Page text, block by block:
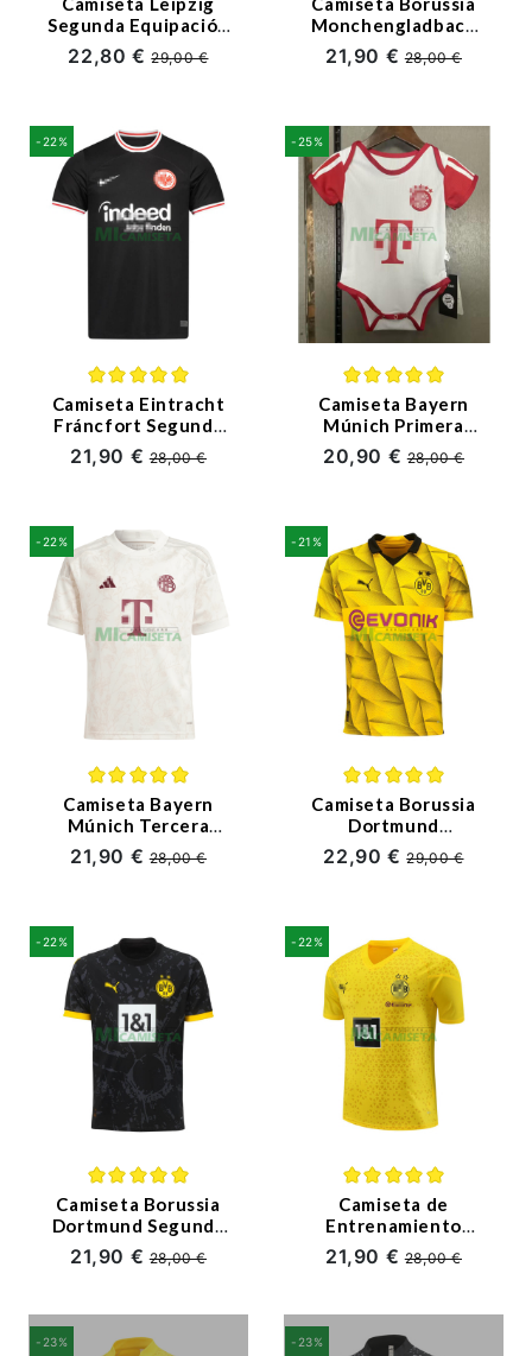
Segunda Equipación
2023/2024 Niño Kit
22,80 €29,00 €
Monchengladbach
Primera Equipación
2023/2024
21,90 €28,00 €
-22%
Camiseta Eintracht
Fráncfort Segunda
Equipación
2023/2024
21,90 €28,00 €
-25%
Camiseta Bayern
Múnich Primera
Equipación
2023/2024 Baby
20,90 €28,00 €
-22%
Camiseta Bayern
Múnich Tercera
Equipación
2023/2024
21,90 €28,00 €
-21%
Camiseta Borussia
Dortmund
2023/2024 Amarillo
Especial Edición
22,90 €29,00 €
-22%
Camiseta Borussia
Dortmund Segunda
Equipación
2023/2024
21,90 €28,00 €
-22%
Camiseta de
Entrenamiento
Borussia Dortmund
2023/2024 Amarillo
21,90 €28,00 €
-23% -23%